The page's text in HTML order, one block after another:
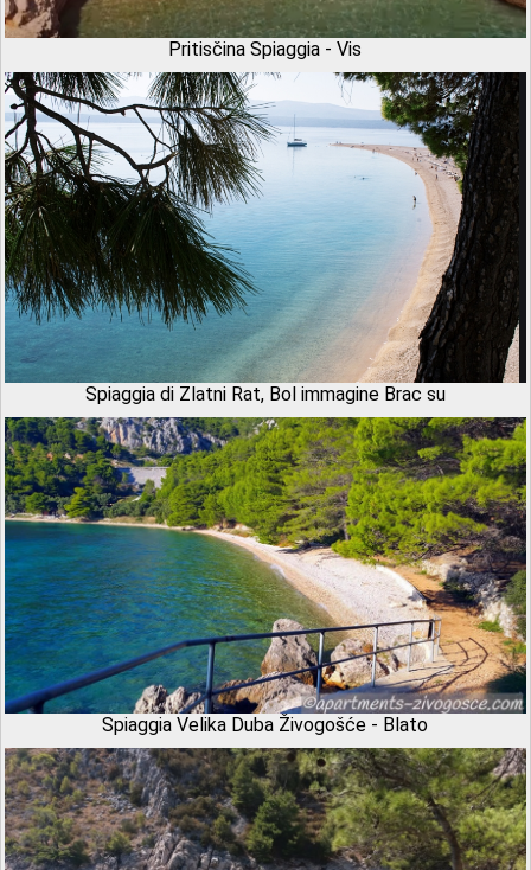
Pritisčina Spiaggia - Vis
Spiaggia di Zlatni Rat, Bol immagine Brac su
Spiaggia Velika Duba Živogošće - Blato